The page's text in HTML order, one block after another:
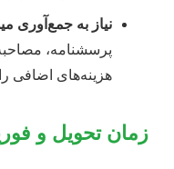
نیاز به جمع‌آوری
پرسشنامه،
هزینه‌های اضافی
زمان تحویل و